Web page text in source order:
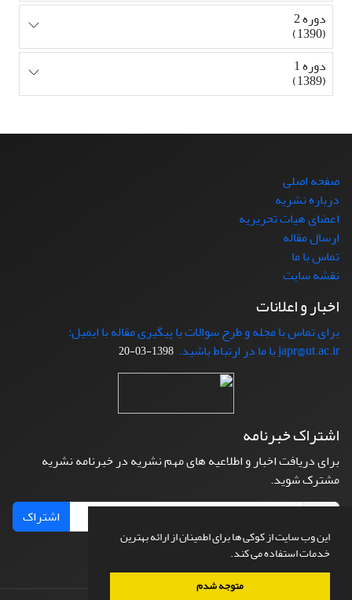
این وب سایت از کوکی ها برای اطمینان از ارائه بهترین
خدمات استفاده می کند.
متوجه شدم
دوره 2
(1390)
دوره 1
(1389)
صفحه اصلی
درباره نشریه
اعضای هیات تحریریه
ارسال مقاله
تماس با ما
نقشه سایت
اخبار و اعلانات
برای تماس با مجله و طرح سوالات یا پیگیری مقاله با ایمیل:
japr@ut.ac.ir با ما در ارتباط باشید.
1398-03-20
اشتراک خبرنامه
برای دریافت اخبار و اطلاعیه های مهم نشریه در خبرنامه نشریه
مشترک شوید.
اشتراک